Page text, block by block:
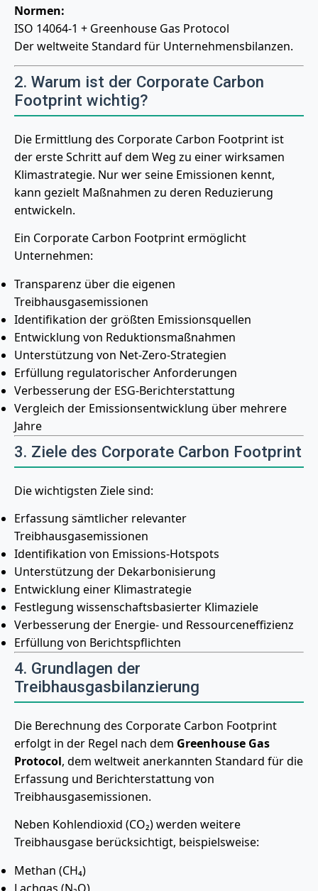
Normen:
ISO 14064-1 + Greenhouse Gas Protocol
Der weltweite Standard für Unternehmensbilanzen.
2. Warum ist der Corporate Carbon
Footprint wichtig?
Die Ermittlung des Corporate Carbon Footprint ist
der erste Schritt auf dem Weg zu einer wirksamen
Klimastrategie. Nur wer seine Emissionen kennt,
kann gezielt Maßnahmen zu deren Reduzierung
entwickeln.
Ein Corporate Carbon Footprint ermöglicht
Unternehmen:
Transparenz über die eigenen
Treibhausgasemissionen
Identifikation der größten Emissionsquellen
Entwicklung von Reduktionsmaßnahmen
Unterstützung von Net-Zero-Strategien
Erfüllung regulatorischer Anforderungen
Verbesserung der ESG-Berichterstattung
Vergleich der Emissionsentwicklung über mehrere
Jahre
3. Ziele des Corporate Carbon Footprint
Die wichtigsten Ziele sind:
Erfassung sämtlicher relevanter
Treibhausgasemissionen
Identifikation von Emissions-Hotspots
Unterstützung der Dekarbonisierung
Entwicklung einer Klimastrategie
Festlegung wissenschaftsbasierter Klimaziele
Verbesserung der Energie- und Ressourceneffizienz
Erfüllung von Berichtspflichten
4. Grundlagen der
Treibhausgasbilanzierung
Die Berechnung des Corporate Carbon Footprint
erfolgt in der Regel nach dem Greenhouse Gas
Protocol, dem weltweit anerkannten Standard für die
Erfassung und Berichterstattung von
Treibhausgasemissionen.
Neben Kohlendioxid (CO₂) werden weitere
Treibhausgase berücksichtigt, beispielsweise:
Methan (CH₄)